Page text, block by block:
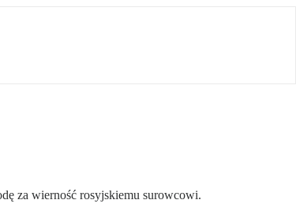
za wierność rosyjskiemu surowcowi.